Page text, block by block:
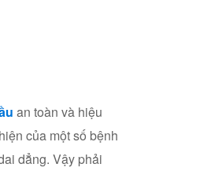
an toàn và hiệu
của một số bệnh
dẳng. Vậy phải